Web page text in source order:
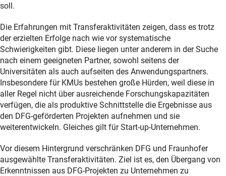
soll.
Die Erfahrungen mit Transferaktivitäten zeigen, dass es trotz
der erzielten Erfolge nach wie vor systematische
Schwierigkeiten gibt. Diese liegen unter anderem in der Suche
nach einem geeigneten Partner, sowohl seitens der
Universitäten als auch aufseiten des Anwendungspartners.
Insbesondere für KMUs bestehen große Hürden, weil diese in
aller Regel nicht über ausreichende Forschungskapazitäten
verfügen, die als produktive Schnittstelle die Ergebnisse aus
den DFG-geförderten Projekten aufnehmen und sie
weiterentwickeln. Gleiches gilt für Start-up-Unternehmen.
Vor diesem Hintergrund verschränken DFG und Fraunhofer
ausgewählte Transferaktivitäten. Ziel ist es, den Übergang von
Erkenntnissen aus DFG-Projekten zu Unternehmen zu